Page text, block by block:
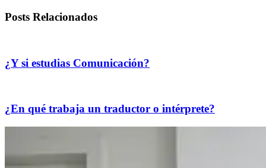
Posts Relacionados
¿Y si estudias Comunicación?
¿En qué trabaja un traductor o intérprete?